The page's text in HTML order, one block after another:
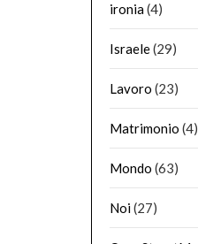
ironia(4)
Israele(29)
Lavoro (23)
Matrimonio (4)
Mondo (63)
Noi(27)